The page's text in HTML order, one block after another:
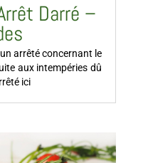
Darré –
arrêté concernant le
aux intempéries dû
ici